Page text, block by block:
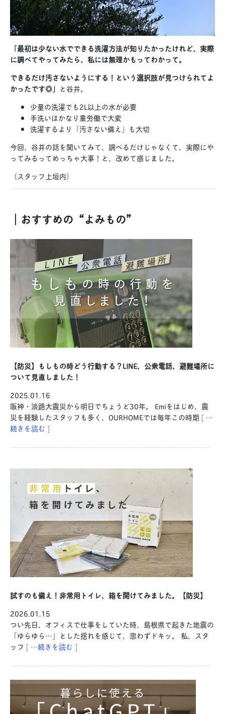
「最初は少ない水でできる洗濯方法が知りたかったけれど、実際
に調べてやってみたら、私には無理かもってわかって。
できるだけ汚さないようにする！という選択肢が見つけられてよ
かったです◎」 と谷井。
少量の洗濯でも2L以上の水が必要
手洗いはかなり重労働で大変
洗濯するより「汚さない備え」も大切
今回、谷井の話を聞いてみて、調べるだけじゃなくて、実際にや
ってみるってめっちゃ大事！と、改めて感じました。
（スタッフ上垣内）
｜おすすめの“よみもの”
【防災】もしもの時どう行動する？LINE、公衆電話、避難場所に
ついて見直しました！
2025.01.16
阪神・淡路大震災から明日でちょうど30年。 Emiをはじめ、震
災を経験したスタッフも多く、OURHOMEでは毎年この時期 [ …
続きを読む ]
試すのも備え！非常用トイレ、箱を開けてみました。【防災】
2026.01.15
つい先日、オフィスで仕事をしていた時、島根県で起きた地震の
「ゆらゆら…」とした揺れを感じて、思わずドキッ。 私、スタ
ッフ [ …続きを読む ]